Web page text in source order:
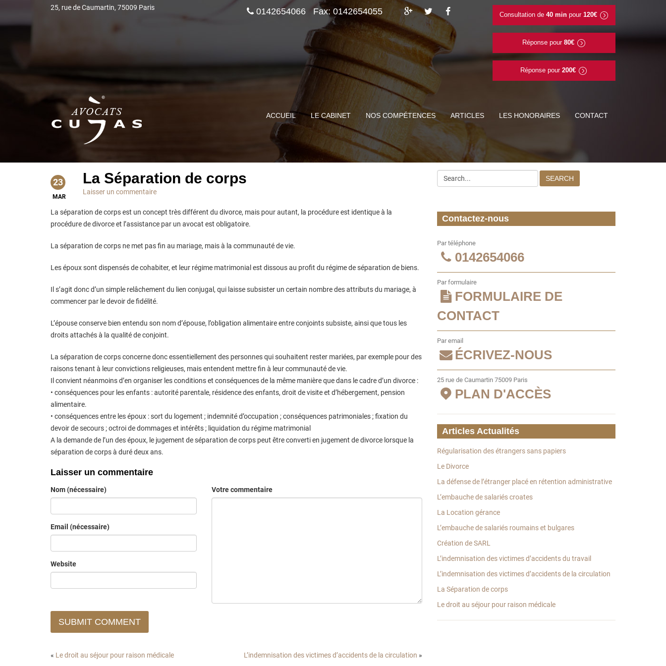
25, rue de Caumartin, 75009 Paris 0142654066 Fax: 0142654055 Consultation de 40 minpour 120€
Réponse pour 80€
Réponse pour 200€
ACCUEIL LE CABINET NOS COMPÉTENCES ARTICLES LES HONORAIRES CONTACT
23
MAR
La Séparation de corps
Laisser un commentaire
La séparation de corps est un concept très différent du divorce, mais pour autant, la procédure est identique à la
procédure de divorce et l’assistance par un avocat est obligatoire.
La séparation de corps ne met pas fin au mariage, mais à la communauté de vie.
Les époux sont dispensés de cohabiter, et leur régime matrimonial est dissous au profit du régime de séparation de biens.
Il s’agit donc d’un simple relâchement du lien conjugal, qui laisse subsister un certain nombre des attributs du mariage, à
commencer par le devoir de fidélité.
L’épouse conserve bien entendu son nom d’épouse, l’obligation alimentaire entre conjoints subsiste, ainsi que tous les
droits attachés à la qualité de conjoint.
La séparation de corps concerne donc essentiellement des personnes qui souhaitent rester mariées, par exemple pour des
raisons tenant à leur convictions religieuses, mais entendent mettre fin à leur communauté de vie.
Il convient néanmoins d’en organiser les conditions et conséquences de la même manière que dans le cadre d’un divorce :
• conséquences pour les enfants : autorité parentale, résidence des enfants, droit de visite et d’hébergement, pension
alimentaire.
• conséquences entre les époux : sort du logement ; indemnité d’occupation ; conséquences patrimoniales ; fixation du
devoir de secours ; octroi de dommages et intérêts ; liquidation du régime matrimonial
A la demande de l’un des époux, le jugement de séparation de corps peut être converti en jugement de divorce lorsque la
séparation de corps à duré deux ans.
Laisser un commentaire
Nom (nécessaire)
Email (nécessaire)
Website
Votre commentaire
SUBMIT COMMENT
« Le droit au séjour pour raison médicale L’indemnisation des victimes d’accidents de la circulation »
SEARCH
Contactez-nous
Par téléphone
0142654066
Par formulaire
FORMULAIRE DE
CONTACT
Par email
ÉCRIVEZ-NOUS
25 rue de Caumartin 75009 Paris
PLAN D'ACCÈS
Articles Actualités
Régularisation des étrangers sans papiers
Le Divorce
La défense de l’étranger placé en rétention administrative
L’embauche de salariés croates
La Location gérance
L’embauche de salariés roumains et bulgares
Création de SARL
L’indemnisation des victimes d’accidents du travail
L’indemnisation des victimes d’accidents de la circulation
La Séparation de corps
Le droit au séjour pour raison médicale